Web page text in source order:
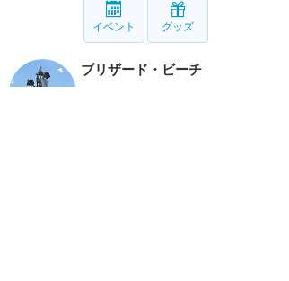
イベント グッズ
ブリザード・ビーチ